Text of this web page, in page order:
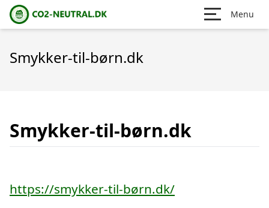
Menu
Smykker-til-børn.dk
Smykker-til-børn.dk
https://smykker-til-børn.dk/